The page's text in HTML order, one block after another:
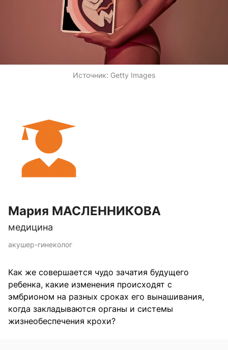
Источник: Getty Images
Мария МАСЛЕННИКОВА
медицина
акушер-гинеколог
Как же совершается чудо зачатия будущего
ребенка, какие изменения происходят с
эмбрионом на разных сроках его вынашивания,
когда закладываются органы и системы
жизнеобеспечения крохи?